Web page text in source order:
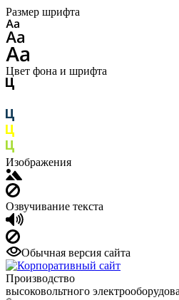
Размер шрифта
Цвет фона и шрифта
Изображения
Озвучивание текста
Обычная версия сайта
Производство
высоковольтного